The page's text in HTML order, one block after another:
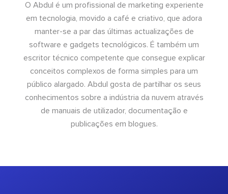
O Abdul é um profissional de marketing experiente
em tecnologia, movido a café e criativo, que adora
manter-se a par das últimas actualizações de
software e gadgets tecnológicos. É também um
escritor técnico competente que consegue explicar
conceitos complexos de forma simples para um
público alargado. Abdul gosta de partilhar os seus
conhecimentos sobre a indústria da nuvem através
de manuais de utilizador, documentação e
publicações em blogues.